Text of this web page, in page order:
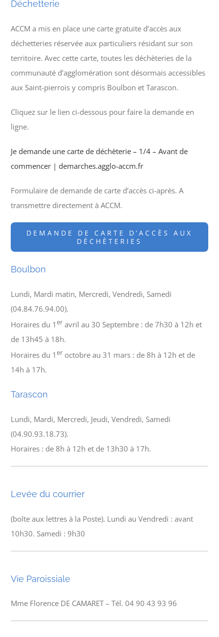
Déchetterie
ACCM a mis en place une carte gratuite d’accès aux
déchetteries réservée aux particuliers résidant sur son
territoire. Avec cette carte, toutes les déchèteries de la
communauté d’agglomération sont désormais accessibles
aux Saint-pierrois y compris Boulbon et Tarascon.
Cliquez sur le lien ci-dessous pour faire la demande en
ligne.
Je demande une carte de déchèterie – 1/4 – Avant de
commencer | demarches.agglo-accm.fr
Formulaire de demande de carte d’accès ci-après. A
transmettre directement à ACCM.
DEMANDE DE CARTE D’ACCÈS AUX
DÉCHÈTERIES
Boulbon
Lundi, Mardi matin, Mercredi, Vendredi, Samedi
(04.84.76.94.00).
Horaires du 1er avril au 30 Septembre : de 7h30 à 12h et
de 13h45 à 18h.
Horaires du 1er octobre au 31 mars : de 8h à 12h et de
14h à 17h.
Tarascon
Lundi, Mardi, Mercredi, Jeudi, Vendredi, Samedi
(04.90.93.18.73).
Horaires : de 8h à 12h et de 13h30 à 17h.
Levée du courrier
(boîte aux lettres à la Poste). Lundi au Vendredi : avant
10h30. Samedi : 9h30
Vie Paroissiale
Mme Florence DE CAMARET – Tél. 04 90 43 93 96